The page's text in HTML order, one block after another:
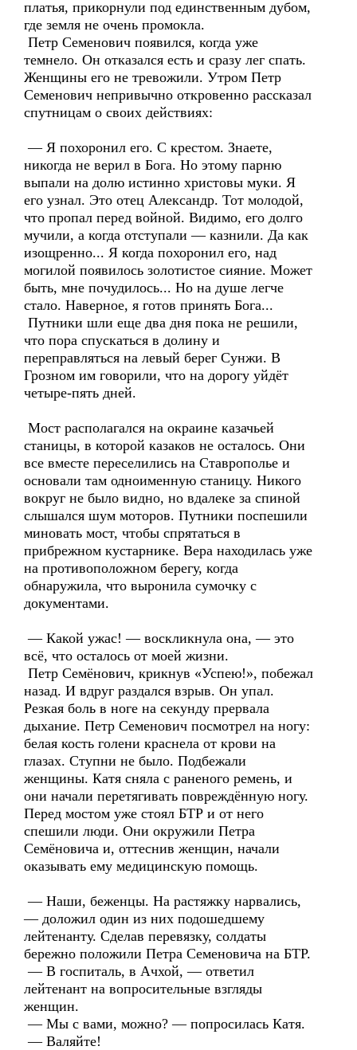
платья, прикорнули под единственным дубом,
где земля не очень промокла.
Петр Семенович появился, когда уже
темнело. Он отказался есть и сразу лег спать.
Женщины его не тревожили. Утром Петр
Семенович непривычно откровенно рассказал
спутницам о своих действиях:
— Я похоронил его. С крестом. Знаете,
никогда не верил в Бога. Но этому парню
выпали на долю истинно христовы муки. Я
его узнал. Это отец Александр. Тот молодой,
что пропал перед войной. Видимо, его долго
мучили, а когда отступали — казнили. Да как
изощренно... Я когда похоронил его, над
могилой появилось золотистое сияние. Может
быть, мне почудилось... Но на душе легче
стало. Наверное, я готов принять Бога...
Путники шли еще два дня пока не решили,
что пора спускаться в долину и
переправляться на левый берег Сунжи. В
Грозном им говорили, что на дорогу уйдёт
четыре-пять дней.
Мост располагался на окраине казачьей
станицы, в которой казаков не осталось. Они
все вместе переселились на Ставрополье и
основали там одноименную станицу. Никого
вокруг не было видно, но вдалеке за спиной
слышался шум моторов. Путники поспешили
миновать мост, чтобы спрятаться в
прибрежном кустарнике. Вера находилась уже
на противоположном берегу, когда
обнаружила, что выронила сумочку с
документами.
— Какой ужас! — воскликнула она, — это
всё, что осталось от моей жизни.
Петр Семёнович, крикнув «Успею!», побежал
назад. И вдруг раздался взрыв. Он упал.
Резкая боль в ноге на секунду прервала
дыхание. Петр Семенович посмотрел на ногу:
белая кость голени краснела от крови на
глазах. Ступни не было. Подбежали
женщины. Катя сняла с раненого ремень, и
они начали перетягивать повреждённую ногу.
Перед мостом уже стоял БТР и от него
спешили люди. Они окружили Петра
Семёновича и, оттеснив женщин, начали
оказывать ему медицинскую помощь.
— Наши, беженцы. На растяжку нарвались,
— доложил один из них подошедшему
лейтенанту. Сделав перевязку, солдаты
бережно положили Петра Семеновича на БТР.
— В госпиталь, в Ачхой, — ответил
лейтенант на вопросительные взгляды
женщин.
— Мы с вами, можно? — попросилась Катя.
— Валяйте!